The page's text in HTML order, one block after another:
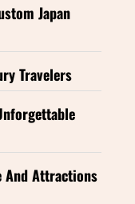
Japan
Travelers
And Attractions